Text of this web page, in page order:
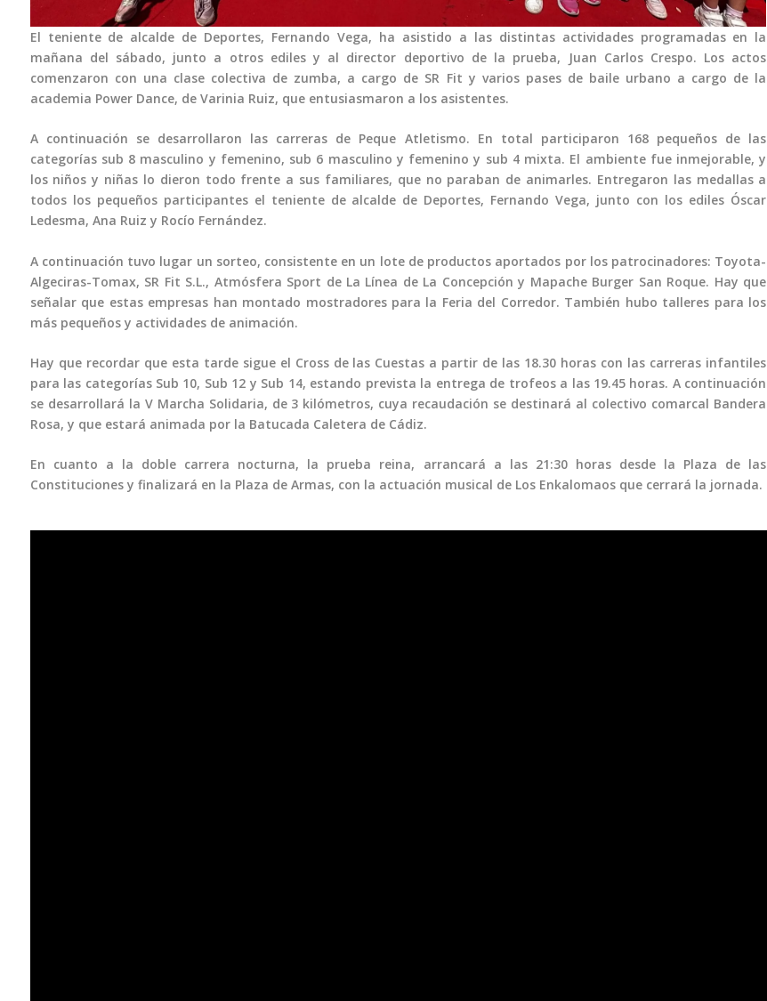
El teniente de alcalde de Deportes, Fernando Vega, ha asistido a las distintas actividades programadas en la
mañana del sábado, junto a otros ediles y al director deportivo de la prueba, Juan Carlos Crespo. Los actos
comenzaron con una clase colectiva de zumba, a cargo de SR Fit y varios pases de baile urbano a cargo de la
academia Power Dance, de Varinia Ruiz, que entusiasmaron a los asistentes.
A continuación se desarrollaron las carreras de Peque Atletismo. En total participaron 168 pequeños de las
categorías sub 8 masculino y femenino, sub 6 masculino y femenino y sub 4 mixta. El ambiente fue inmejorable, y
los niños y niñas lo dieron todo frente a sus familiares, que no paraban de animarles. Entregaron las medallas a
todos los pequeños participantes el teniente de alcalde de Deportes, Fernando Vega, junto con los ediles Óscar
Ledesma, Ana Ruiz y Rocío Fernández.
A continuación tuvo lugar un sorteo, consistente en un lote de productos aportados por los patrocinadores: Toyota-
Algeciras-Tomax, SR Fit S.L., Atmósfera Sport de La Línea de La Concepción y Mapache Burger San Roque. Hay que
señalar que estas empresas han montado mostradores para la Feria del Corredor. También hubo talleres para los
más pequeños y actividades de animación.
Hay que recordar que esta tarde sigue el Cross de las Cuestas a partir de las 18.30 horas con las carreras infantiles
para las categorías Sub 10, Sub 12 y Sub 14, estando prevista la entrega de trofeos a las 19.45 horas. A continuación
se desarrollará la V Marcha Solidaria, de 3 kilómetros, cuya recaudación se destinará al colectivo comarcal Bandera
Rosa, y que estará animada por la Batucada Caletera de Cádiz.
En cuanto a la doble carrera nocturna, la prueba reina, arrancará a las 21:30 horas desde la Plaza de las
Constituciones y finalizará en la Plaza de Armas, con la actuación musical de Los Enkalomaos que cerrará la jornada.